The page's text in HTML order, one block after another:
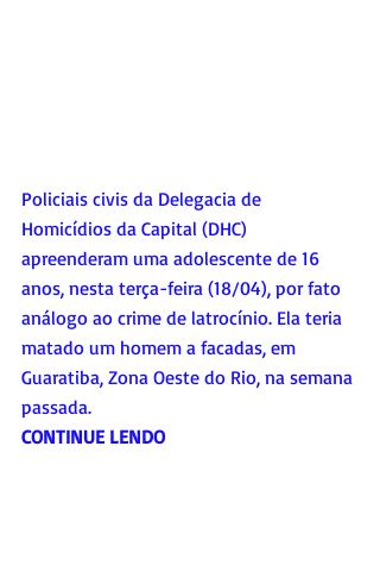
Policiais civis da Delegacia de
Homicídios da Capital (DHC)
apreenderam uma adolescente de 16
anos, nesta terça-feira (18/04), por fato
análogo ao crime de latrocínio. Ela teria
matado um homem a facadas, em
Guaratiba, Zona Oeste do Rio, na semana
passada.
CONTINUE LENDO